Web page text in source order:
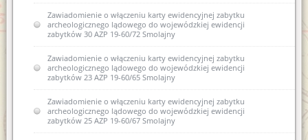
Zawiadomienie o włączeniu karty ewidencyjnej zabytku
archeologicznego lądowego do wojewódzkiej ewidencji
zabytków 30 AZP 19-60/72 Smolajny
Zawiadomienie o włączeniu karty ewidencyjnej zabytku
archeologicznego lądowego do wojewódzkiej ewidencji
zabytków 23 AZP 19-60/65 Smolajny
Zawiadomienie o włączeniu karty ewidencyjnej zabytku
archeologicznego lądowego do wojewódzkiej ewidencji
zabytków 25 AZP 19-60/67 Smolajny